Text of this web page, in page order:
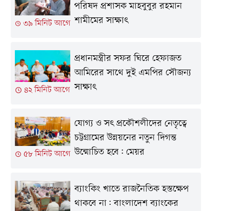
৩৯ মিনিট আগে
পরিষদ প্রশাসক মাহবুবুর রহমান
শামীমের সাক্ষাৎ
৪২ মিনিট আগে
প্রধানমন্ত্রীর সফর ঘিরে হেফাজত
আমিরের সাথে দুই এমপির সৌজন্য
সাক্ষাৎ
৫৮ মিনিট আগে
যোগ্য ও সৎ প্রকৌশলীদের নেতৃত্বে
চট্টগ্রামের উন্নয়নের নতুন দিগন্ত
উন্মোচিত হবে: মেয়র
ব্যাংকিং খাতে রাজনৈতিক হস্তক্ষেপ
থাকবে না: বাংলাদেশ ব্যাংকের